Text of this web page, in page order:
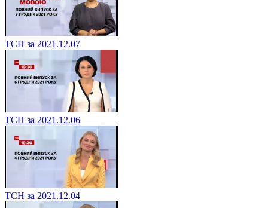
ТСН за 2021.12.07
ТСН за 2021.12.06
ТСН за 2021.12.04